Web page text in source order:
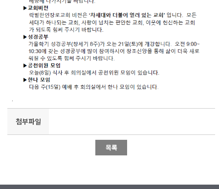
.
첨부파일